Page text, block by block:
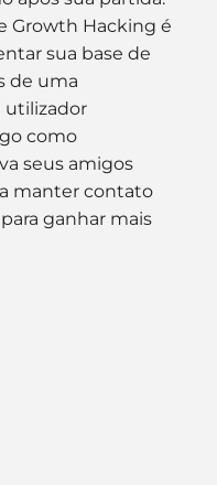
Growth Hacking é
sua base de
de uma
utilizador
como
seus amigos
manter contato
ganhar mais